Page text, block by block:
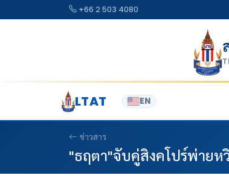
+66 2 503 4080
LTAT EN
ข่าวสาร
"ธฤตา"จับคู่สิงคโปร์พ่ายห